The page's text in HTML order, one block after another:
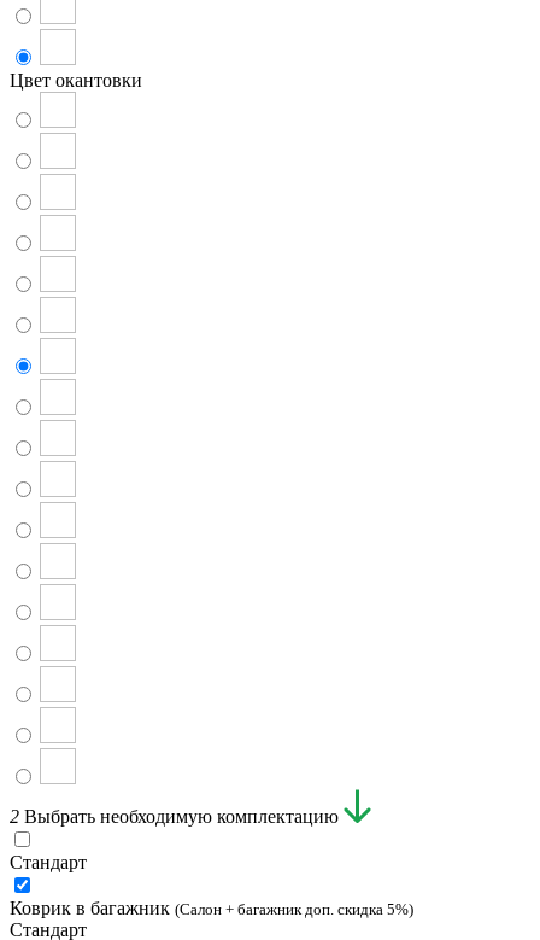
Цвет окантовки
2 Выбрать необходимую комплектацию
Стандарт
Коврик в багажник (Салон + багажник доп. скидка 5%)
Стандарт